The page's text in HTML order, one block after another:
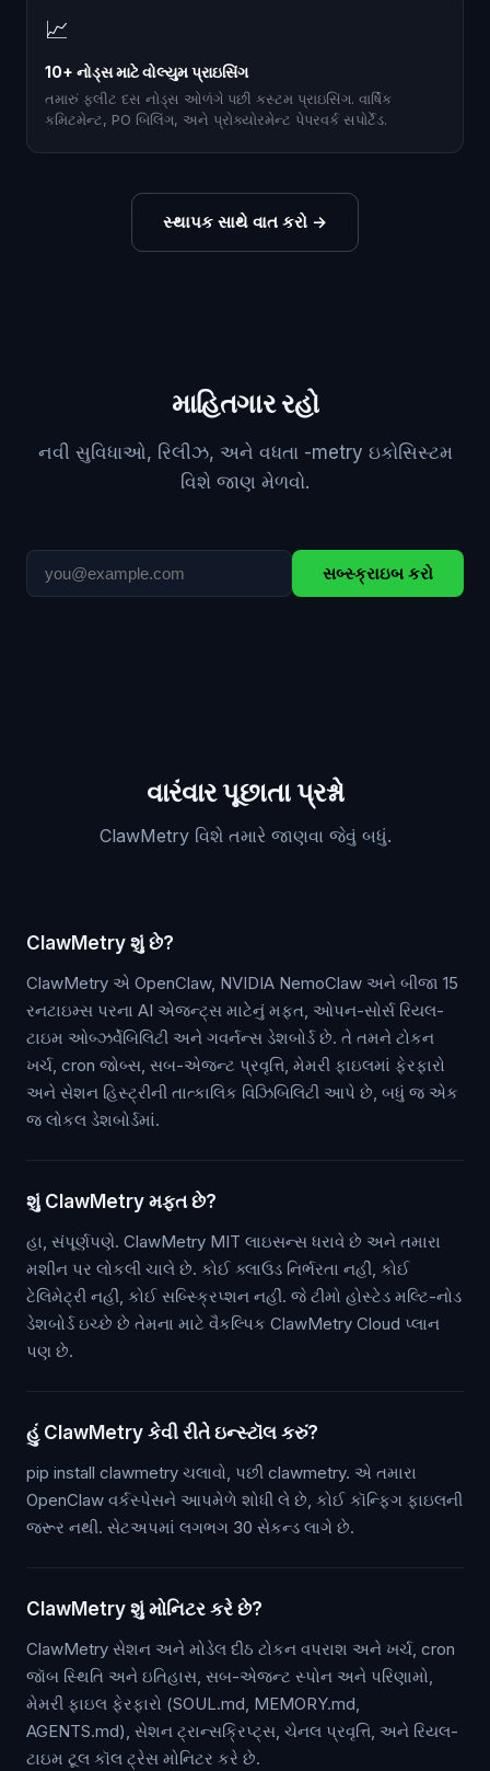
📈
10+ નોડ્સ માટે વોલ્યુમ પ્રાઇસિંગ
તમારું ફ્લીટ દસ નોડ્સ ઓળંગે પછી કસ્ટમ પ્રાઇસિંગ. વાર્ષિક
કમિટમેન્ટ, PO બિલિંગ, અને પ્રોક્યોરમેન્ટ પેપરવર્ક સપોર્ટેડ.
સ્થાપક સાથે વાત કરો →
માહિતગાર રહો
નવી સુવિધાઓ, રિલીઝ, અને વધતા -metry ઇકોસિસ્ટમ
વિશે જાણ મેળવો.
સબ્સ્ક્રાઇબ કરો
વારંવાર પૂછાતા પ્રશ્નો
ClawMetry વિશે તમારે જાણવા જેવું બધું.
ClawMetry શું છે?
ClawMetry એ OpenClaw, NVIDIA NemoClaw અને બીજા 15
રનટાઇમ્સ પરના AI એજન્ટ્સ માટેનું મફત, ઓપન-સોર્સ રિયલ-
ટાઇમ ઓબ્ઝર્વેબિલિટી અને ગવર્નન્સ ડેશબોર્ડ છે. તે તમને ટોકન
ખર્ચ, cron જોબ્સ, સબ-એજન્ટ પ્રવૃત્તિ, મેમરી ફાઇલમાં ફેરફારો
અને સેશન હિસ્ટ્રીની તાત્કાલિક વિઝિબિલિટી આપે છે, બધું જ એક
જ લોકલ ડેશબોર્ડમાં.
શું ClawMetry મફત છે?
હા, સંપૂર્ણપણે. ClawMetry MIT લાઇસન્સ ધરાવે છે અને તમારા
મશીન પર લોકલી ચાલે છે. કોઈ ક્લાઉડ નિર્ભરતા નહીં, કોઈ
ટેલિમેટ્રી નહીં, કોઈ સબ્સ્ક્રિપ્શન નહીં. જે ટીમો હોસ્ટેડ મલ્ટિ-નોડ
ડેશબોર્ડ ઇચ્છે છે તેમના માટે વૈકલ્પિક ClawMetry Cloud પ્લાન
પણ છે.
હું ClawMetry કેવી રીતે ઇન્સ્ટૉલ કરું?
pip install clawmetry ચલાવો, પછી clawmetry. એ તમારા
OpenClaw વર્કસ્પેસને આપમેળે શોધી લે છે, કોઈ કૉન્ફિગ ફાઇલની
જરૂર નથી. સેટઅપમાં લગભગ 30 સેકન્ડ લાગે છે.
ClawMetry શું મોનિટર કરે છે?
ClawMetry સેશન અને મોડેલ દીઠ ટોકન વપરાશ અને ખર્ચ, cron
જૉબ સ્થિતિ અને ઇતિહાસ, સબ-એજન્ટ સ્પોન અને પરિણામો,
મેમરી ફાઇલ ફેરફારો (SOUL.md, MEMORY.md,
AGENTS.md), સેશન ટ્રાન્સક્રિપ્ટ્સ, ચેનલ પ્રવૃત્તિ, અને રિયલ-
ટાઇમ ટૂલ કૉલ ટ્રેસ મોનિટર કરે છે.